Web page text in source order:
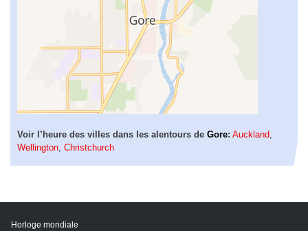
Voir l’heure des villes dans les alentours de Gore: Auckland
Wellington Christchurch
Horloge mondiale